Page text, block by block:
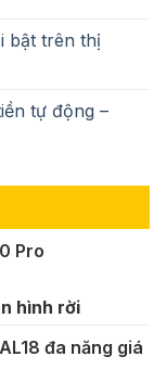
bật trên thị
tự động –
Pro
hình rời
đa năng giá